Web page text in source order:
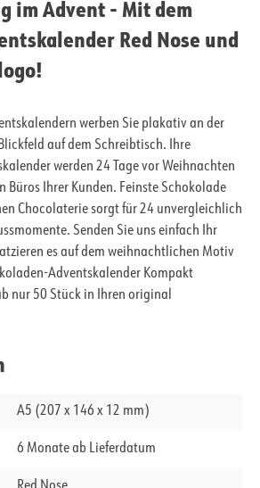
im Advent - Mit dem
Red Nose und
werben Sie plakativ an der
auf dem Schreibtisch. Ihre
werden 24 Tage vor Weihnachten
Ihrer Kunden. Feinste Schokolade
Chocolaterie sorgt für 24 unvergleichlich
Senden Sie uns einfach Ihr
es auf dem weihnachtlichen Motiv
Adventskalender Kompakt
nur 50 Stück in Ihren original
A5 (207 x 146 x 12 mm)
6 Monate ab Lieferdatum